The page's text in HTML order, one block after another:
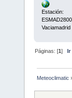
Estación:
Vaciamadrid
Páginas: [1]Ir
Meteoclimatic